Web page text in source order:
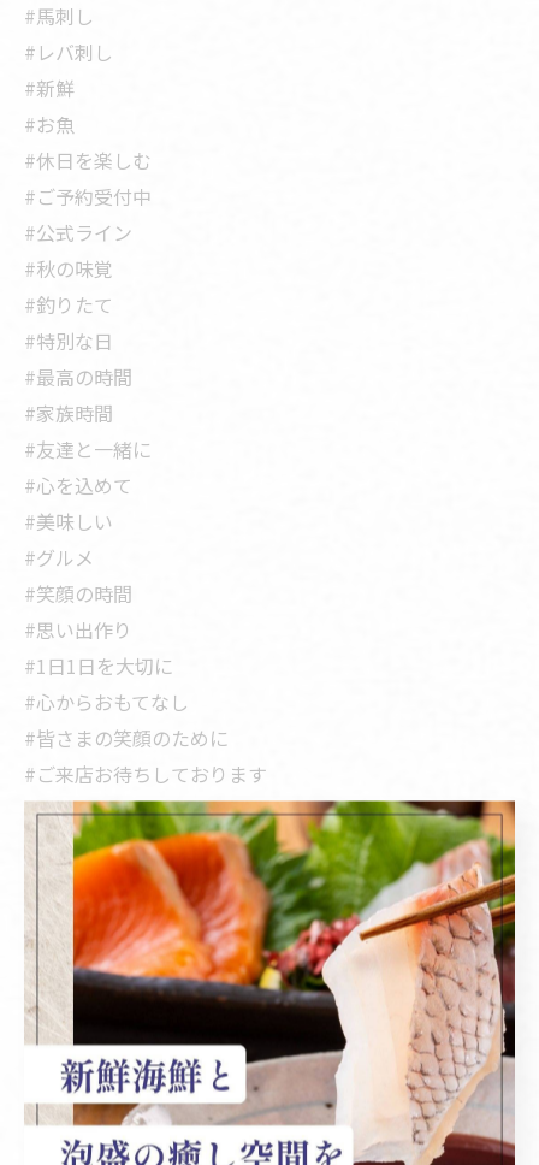
#馬刺し
#レバ刺し
#新鮮
#お魚
#休日を楽しむ
#ご予約受付中
#公式ライン
#秋の味覚
#釣りたて
#特別な日
#最高の時間
#家族時間
#友達と一緒に
#心を込めて
#美味しい
#グルメ
#笑顔の時間
#思い出作り
#1日1日を大切に
#心からおもてなし
#皆さまの笑顔のために
#ご来店お待ちしております
#魚料理
#新鮮魚介
#ランチ
#ディナー
#シーフード
#美味しい料理
光の森周辺で新鮮な海の幸を堪能